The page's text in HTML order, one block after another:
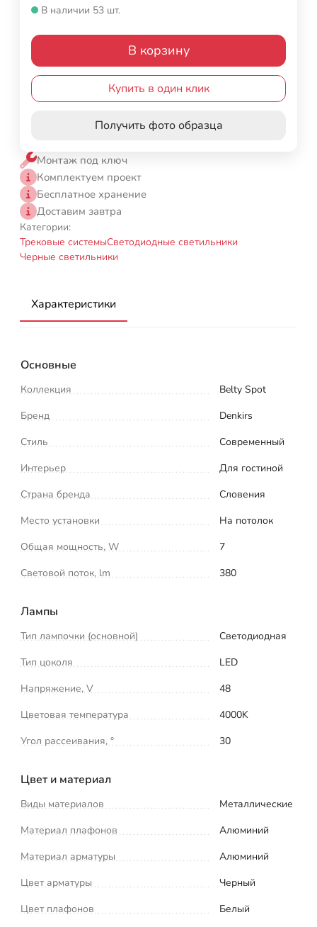
В наличии 53 шт.
В корзину
Купить в один клик
Получить фото образца
Монтаж под ключ
Комплектуем проект
Бесплатное хранение
Доставим завтра
Категории:
Трековые системыСветодиодные светильники
Черные светильники
Характеристики
Основные
Коллекция
Belty Spot
Бренд
Denkirs
Стиль
Современный
Интерьер
Для гостиной
Страна бренда
Словения
Место установки
На потолок
Общая мощность, W
7
Световой поток, lm
380
Лампы
Тип лампочки (основной)
Светодиодная
Тип цоколя
LED
Напряжение, V
48
Цветовая температура
4000K
Угол рассеивания, °
30
Цвет и материал
Виды материалов
Металлические
Материал плафонов
Алюминий
Материал арматуры
Алюминий
Цвет арматуры
Черный
Цвет плафонов
Белый